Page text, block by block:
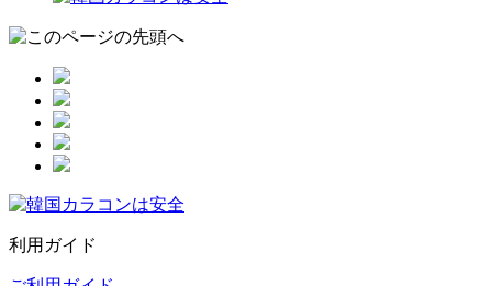
利用ガイド